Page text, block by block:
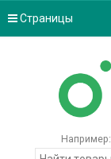
Страницы
Например: